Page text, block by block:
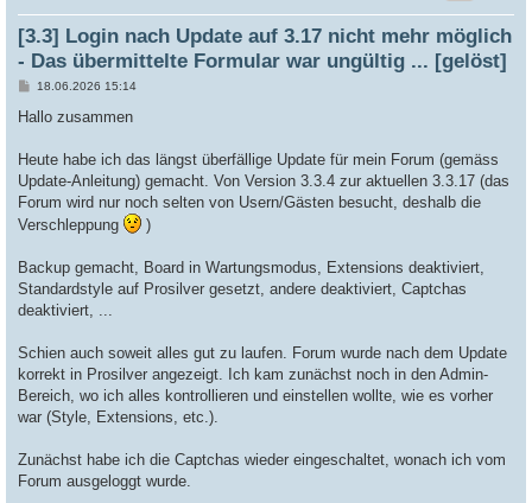
[3.3] Login nach Update auf 3.17 nicht mehr möglich
- Das übermittelte Formular war ungültig ... [gelöst]
B
i
a
18.06.2026 15:14
Hallo zusammen
Heute habe ich das längst überfällige Update für mein Forum (gemäss
Update-Anleitung) gemacht. Von Version 3.3.4 zur aktuellen 3.3.17 (das
Forum wird nur noch selten von Usern/Gästen besucht, deshalb die
Verschleppung
)
Backup gemacht, Board in Wartungsmodus, Extensions deaktiviert,
Standardstyle auf Prosilver gesetzt, andere deaktiviert, Captchas
deaktiviert, ...
Schien auch soweit alles gut zu laufen. Forum wurde nach dem Update
korrekt in Prosilver angezeigt. Ich kam zunächst noch in den Admin-
Bereich, wo ich alles kontrollieren und einstellen wollte, wie es vorher
war (Style, Extensions, etc.).
Zunächst habe ich die Captchas wieder eingeschaltet, wonach ich vom
Forum ausgeloggt wurde.